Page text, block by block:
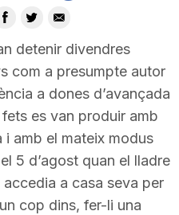
detenir divendres
com a presumpte autor
a dones d’avançada
es van produir amb
i amb el mateix modus
5 d’agost quan el lladre
a casa seva per
cop dins, fer-li una